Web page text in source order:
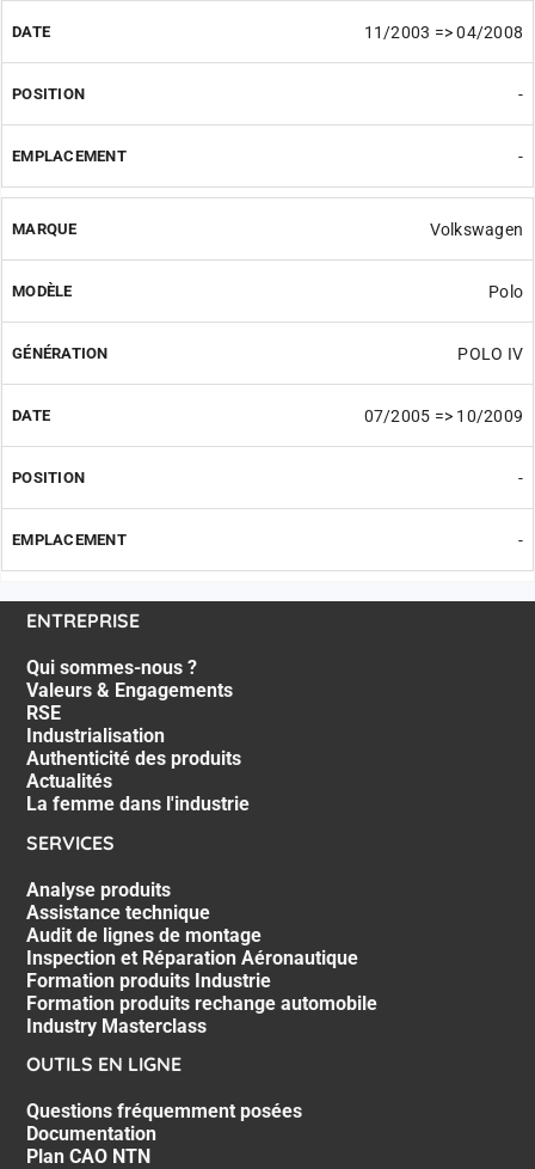
11/2003 => 04/2008
-
-
Volkswagen
Polo
POLO IV
07/2005 => 10/2009
-
-
ENTREPRISE
Qui sommes-nous ?
Valeurs & Engagements
RSE
Industrialisation
Authenticité des produits
Actualités
La femme dans l'industrie
SERVICES
Analyse produits
Assistance technique
Audit de lignes de montage
Inspection et Réparation Aéronautique
Formation produits Industrie
Formation produits rechange automobile
Industry Masterclass
OUTILS EN LIGNE
Questions fréquemment posées
Documentation
Plan CAO NTN